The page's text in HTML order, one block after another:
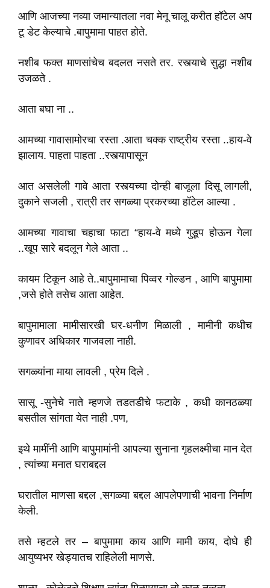
आणि आजच्या नव्या जमान्यातला नवा मेनू चालू करीत हॉटेल अप
टू डेट केल्याचे .बापुमामा पाहत होते.
नशीब फक्त माणसांचेच बदलत नसते तर. रस्त्याचे सुद्धा नशीब
उजळते .
आता बघा ना ..
आमच्या गावासामोरचा रस्ता .आता चक्क राष्ट्रीय रस्ता ..हाय-वे
झालाय. पाहता पाहता ..रस्त्यापासून
आत असलेली गावे आता रस्त्यच्या दोन्ही बाजूला दिसू लागली,
दुकाने सजली , रात्री तर सगळ्या प्रकरच्या हॉटेल आल्या .
आमच्या गावाचा चहाचा फाटा “हाय-वे मध्ये गुडूप होऊन गेला
..खूप सारे बदलून गेले आता ..
कायम टिकून आहे ते..बापुमामाचा पिव्वर गोल्डन , आणि बापुमामा
,जसे होते तसेच आता आहेत.
बापुमामाला मामीसारखी घर-धनीण मिळाली , मामीनी कधीच
कुणावर अधिकार गाजवला नाही.
सगळ्यांना माया लावली , प्रेम दिले .
सासू -सुनेचे नाते म्हणजे तडतडीचे फटाके , कधी कानठळ्या
बसतील सांगता येत नाही .पण,
इथे मामींनी आणि बापुमामांनी आपल्या सुनाना गृहलक्ष्मीचा मान देत
, त्यांच्या मनात घराबद्दल
घरातील माणसा बद्दल ,सगळ्या बद्दल आपलेपणाची भावना निर्माण
केली.
तसे म्हटले तर – बापुमामा काय आणि मामी काय, दोघे ही
आयुष्यभर खेड्यातच राहिलेली माणसे.